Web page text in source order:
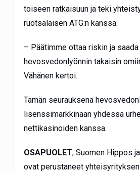
toiseen ratkaisuun ja teki
ruotsalaisen ATG:n kanssa.
– Päätimme ottaa riskin ja saada
hevosvedonlyönnin takaisin
Vähänen kertoi.
Tämän seurauksena
lisenssimarkkinaan yhdessä
nettikasinoiden kanssa.
OSAPUOLET, Suomen Hippos
ovat perustaneet